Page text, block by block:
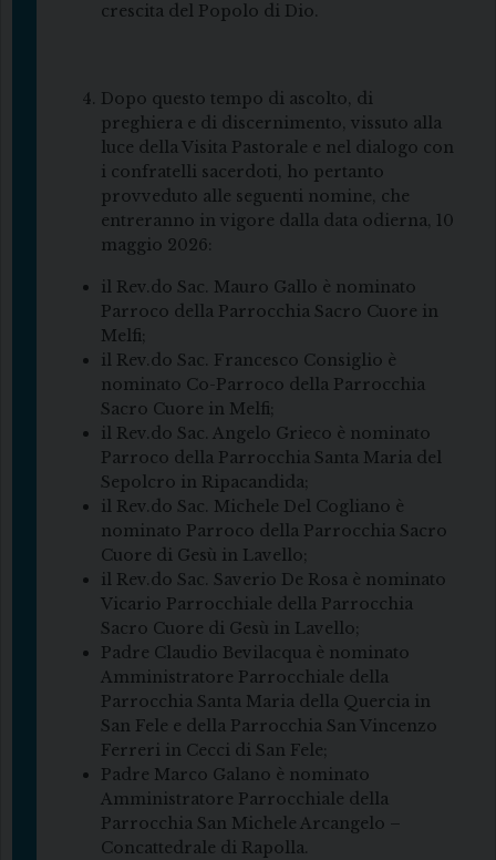
crescita del Popolo di Dio.
Dopo questo tempo di ascolto, di
preghiera e di discernimento, vissuto alla
luce della Visita Pastorale e nel dialogo con
i confratelli sacerdoti, ho pertanto
provveduto alle seguenti nomine, che
entreranno in vigore dalla data odierna, 10
maggio 2026:
il Rev.do Sac. Mauro Gallo è nominato
Parroco della Parrocchia Sacro Cuore in
Melfi;
il Rev.do Sac. Francesco Consiglio è
nominato Co-Parroco della Parrocchia
Sacro Cuore in Melfi;
il Rev.do Sac. Angelo Grieco è nominato
Parroco della Parrocchia Santa Maria del
Sepolcro in Ripacandida;
il Rev.do Sac. Michele Del Cogliano è
nominato Parroco della Parrocchia Sacro
Cuore di Gesù in Lavello;
il Rev.do Sac. Saverio De Rosa è nominato
Vicario Parrocchiale della Parrocchia
Sacro Cuore di Gesù in Lavello;
Padre Claudio Bevilacqua è nominato
Amministratore Parrocchiale della
Parrocchia Santa Maria della Quercia in
San Fele e della Parrocchia San Vincenzo
Ferreri in Cecci di San Fele;
Padre Marco Galano è nominato
Amministratore Parrocchiale della
Parrocchia San Michele Arcangelo –
Concattedrale di Rapolla.